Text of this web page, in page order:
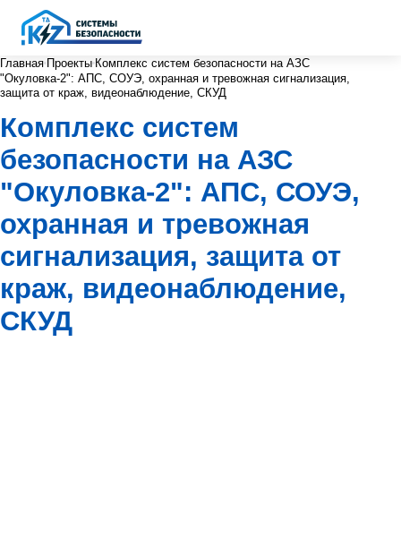
Главная Проекты Комплекс систем безопасности на АЗС
"Окуловка-2": АПС, СОУЭ, охранная и тревожная сигнализация,
защита от краж, видеонаблюдение, СКУД
Комплекс систем
безопасности на АЗС
"Окуловка-2": АПС, СОУЭ,
охранная и тревожная
сигнализация, защита от
краж, видеонаблюдение,
СКУД